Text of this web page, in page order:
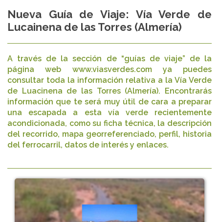
Nueva Guía de Viaje: Vía Verde de
Lucainena de las Torres (Almería)
A través de la sección de “guías de viaje” de la
página web www.viasverdes.com ya puedes
consultar toda la información relativa a la Vía Verde
de Luacinena de las Torres (Almería). Encontrarás
información que te será muy útil de cara a preparar
una escapada a esta vía verde recientemente
acondicionada, como su ficha técnica, la descripción
del recorrido, mapa georreferenciado, perfil, historia
del ferrocarril, datos de interés y enlaces.